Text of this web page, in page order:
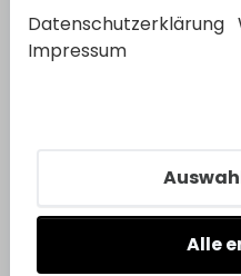
Datenschutzerklärung
Impressum
Alle